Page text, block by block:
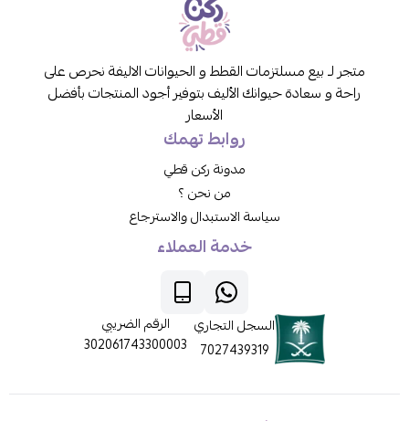
متجر لـ بيع مسلتزمات القطط و الحيوانات الاليفة نحرص على
راحة و سعادة حيوانك الأليف بتوفير أجود المنتجات بأفضل
الأسعار
روابط تهمك
مدونة ركن قطي
من نحن ؟
سياسة الاستبدال والاسترجاع
خدمة العملاء
السجل التجاري
7027439319
الرقم الضريبي
302061743300003